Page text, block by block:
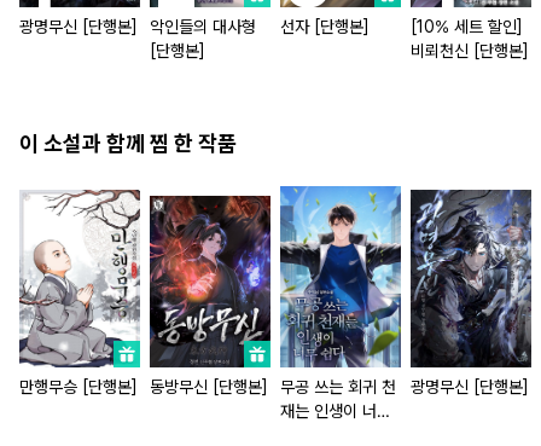
광명무신 [단행본]
악인들의 대사형
[단행본]
선자 [단행본]
[10% 세트 할인]
비뢰천신 [단행본]
이 소설과 함께 찜 한 작품
만행무승 [단행본] 동방무신 [단행본]
무공 쓰는 회귀 천
재는 인생이 너무
광명무신 [단행본]